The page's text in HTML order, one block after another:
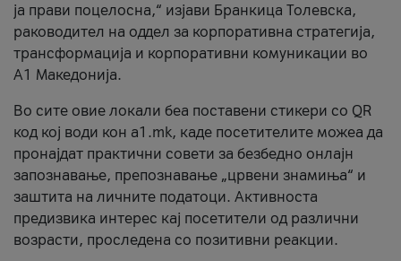
ја прави поцелосна,“ изјави Бранкица Толевска,
раководител на оддел за корпоративна стратегија,
трансформација и корпоративни комуникации во
А1 Македонија.
Во сите овие локали беа поставени стикери со QR
код кој води кон a1.mk, каде посетителите можеа да
пронајдат практични совети за безбедно онлајн
запознавање, препознавање „црвени знамиња“ и
заштита на личните податоци. Активноста
предизвика интерес кај посетители од различни
возрасти, проследена со позитивни реакции.